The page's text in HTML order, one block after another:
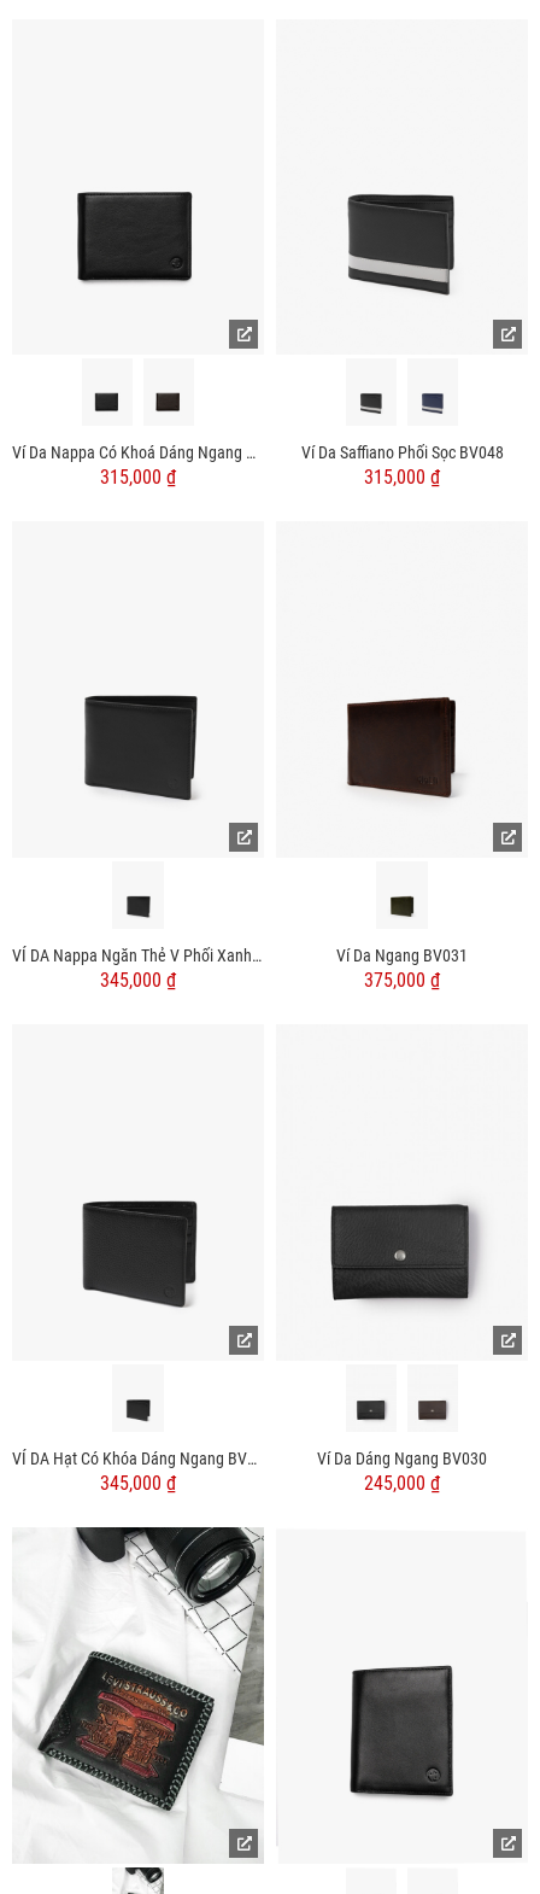
Ví Da Nappa Có Khoá Dáng Ngang BV057
315,000 ₫
Ví Da Saffiano Phối Sọc BV048
315,000 ₫
VÍ DA Nappa Ngăn Thẻ V Phối Xanh Dáng Ngang BV064
345,000 ₫
Ví Da Ngang BV031
375,000 ₫
VÍ DA Hạt Có Khóa Dáng Ngang BV065
345,000 ₫
Ví Da Dáng Ngang BV030
245,000 ₫